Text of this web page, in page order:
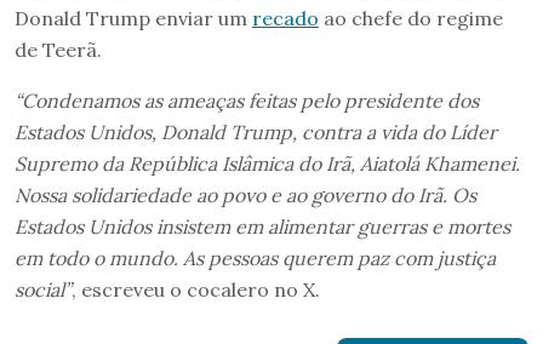
Donald Trump enviar um recado ao chefe do regime
de Teerã.
“Condenamos as ameaças feitas pelo presidente dos
Estados Unidos, Donald Trump, contra a vida do Líder
Supremo da República Islâmica do Irã, Aiatolá Khamenei.
Nossa solidariedade ao povo e ao governo do Irã. Os
Estados Unidos insistem em alimentar guerras e mortes
em todo o mundo. As pessoas querem paz com justiça
social”, escreveu o cocalero no X.